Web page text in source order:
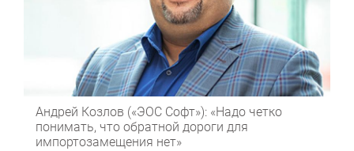
Андрей Козлов («ЭОС Софт»): «Надо четко
понимать, что обратной дороги для
импортозамещения нет»